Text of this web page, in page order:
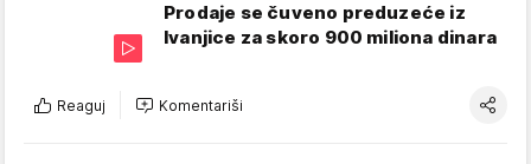
Prodaje se čuveno preduzeće iz
Ivanjice za skoro 900 miliona dinara
Reaguj Komentariši